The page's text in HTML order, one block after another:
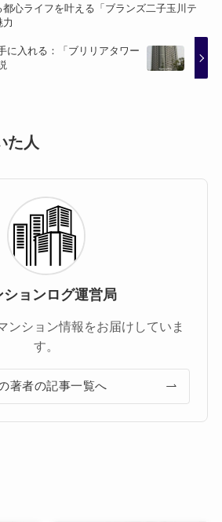
都心ライフを叶える「ブランズ二子玉川テ
力
に入れる：「ブリリアタワー
た人
ションログ運営局
ンション情報をお届けしていま
す。
著者の記事一覧へ